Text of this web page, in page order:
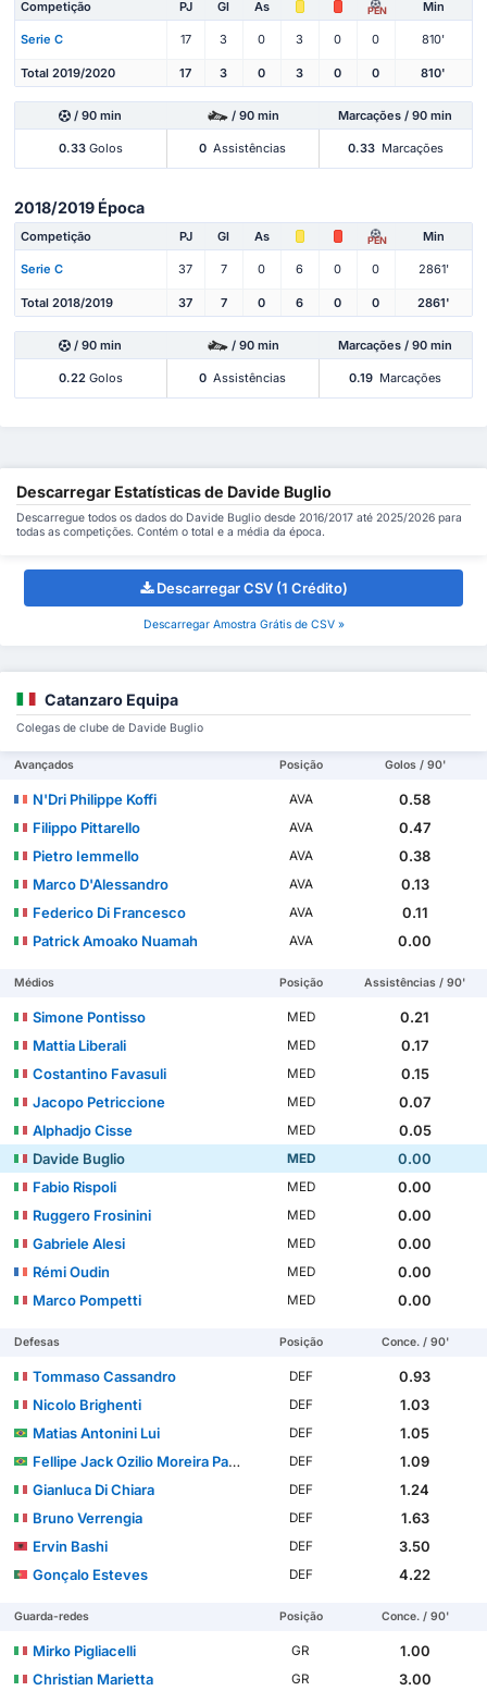
Competição PJ Gl As PEN Min
Serie C 17 3 0 3 0 0 810'
Total 2019/2020 17 3 0 3 0 0 810'
/ 90 min / 90 min Marcações / 90 min
0.33Golos 0 Assistências 0.33 Marcações
2018/2019 Época
Competição PJ Gl As PEN Min
Serie C 37 7 0 6 0 0 2861'
Total 2018/2019 37 7 0 6 0 0 2861'
/ 90 min / 90 min Marcações / 90 min
0.22Golos 0 Assistências 0.19 Marcações
Descarregar Estatísticas de Davide Buglio
Descarregue todos os dados do Davide Buglio desde 2016/2017 até 2025/2026 para
todas as competições. Contém o total e a média da época.
Descarregar CSV (1 Crédito)
Descarregar Amostra Grátis de CSV »
Catanzaro Equipa
Colegas de clube de Davide Buglio
Avançados Posição Golos / 90'
N'Dri Philippe Koffi AVA
0.58
Filippo Pittarello
AVA
0.47
Pietro Iemmello
AVA
0.38
Marco D'Alessandro
AVA
0.13
Federico Di Francesco
AVA
0.11
Patrick Amoako Nuamah
AVA 0.00
Médios Posição Assistências / 90'
Simone Pontisso MED
0.21
Mattia Liberali
MED
0.17
Costantino Favasuli
MED
0.15
Jacopo Petriccione
MED
0.07
Alphadjo Cisse
MED
0.05
Davide Buglio
MED
0.00
Fabio Rispoli
MED
0.00
Ruggero Frosinini
MED
0.00
Gabriele Alesi
MED
0.00
Rémi Oudin
MED
0.00
Marco Pompetti
MED 0.00
Defesas Posição Conce. / 90'
Tommaso Cassandro DEF
0.93
Nicolo Brighenti
DEF
1.03
Matias Antonini Lui
DEF
1.05
Fellipe Jack Ozilio Moreira Pacheco
DEF
1.09
Gianluca Di Chiara
DEF
1.24
Bruno Verrengia
DEF
1.63
Ervin Bashi
DEF
3.50
Gonçalo Esteves
DEF 4.22
Guarda-redes Posição Conce. / 90'
Mirko Pigliacelli GR
1.00
Christian Marietta
GR 3.00